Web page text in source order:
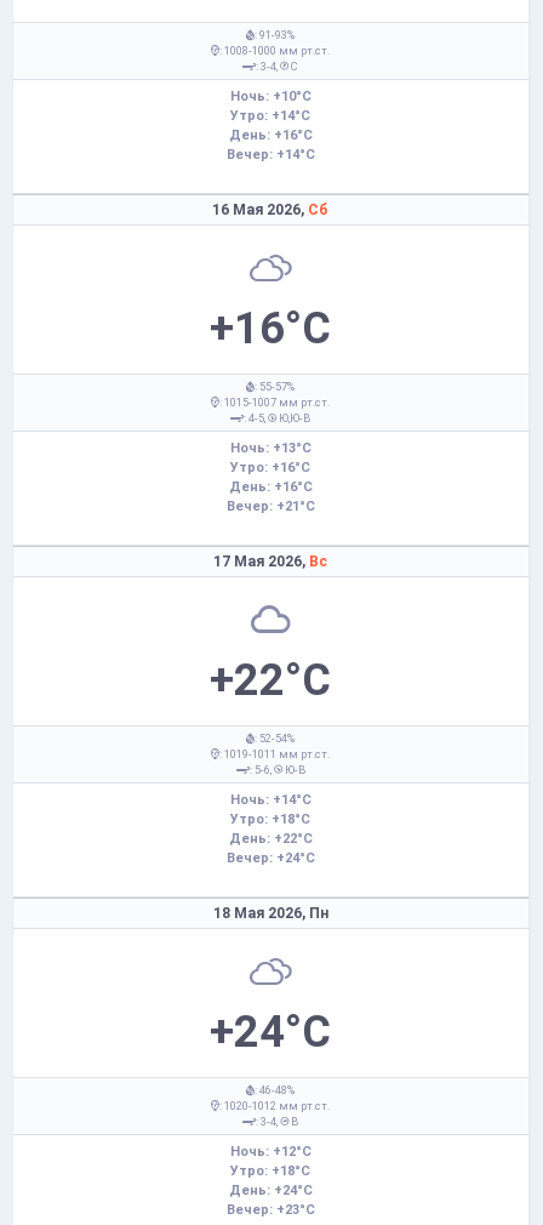
: 91-93%
: 1008-1000 мм рт.ст.
: 3-4,
С
Ночь: +10°C
Утро: +14°C
День: +16°C
Вечер: +14°C
16 Мая 2026, Сб
+16°C
: 55-57%
: 1015-1007 мм рт.ст.
: 4-5,
Ю,Ю-В
Ночь: +13°C
Утро: +16°C
День: +16°C
Вечер: +21°C
17 Мая 2026, Вс
+22°C
: 52-54%
: 1019-1011 мм рт.ст.
: 5-6,
Ю-В
Ночь: +14°C
Утро: +18°C
День: +22°C
Вечер: +24°C
18 Мая 2026, Пн
+24°C
: 46-48%
: 1020-1012 мм рт.ст.
: 3-4,
В
Ночь: +12°C
Утро: +18°C
День: +24°C
Вечер: +23°C